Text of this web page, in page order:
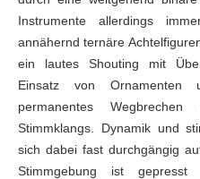
Instrumente allerdings
annähernd ternäre
ein lautes Shouting mit
Einsatz von Ornamenten
permanentes
Stimmklangs. Dynamik und
sich dabei fast durchgängig
Stimmgebung ist